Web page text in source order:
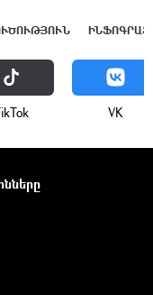
VK